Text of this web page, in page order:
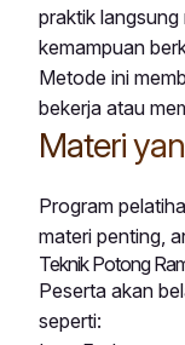
praktik
kemampuan
Metode ini
bekerja atau
Materi
Program
materi penting,
Teknik Potong
Peserta akan
seperti: